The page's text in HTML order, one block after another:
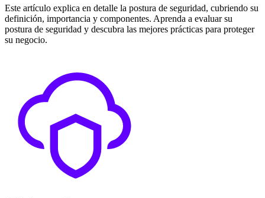
Este artículo explica en detalle la postura de seguridad, cubriendo su
definición, importancia y componentes. Aprenda a evaluar su
postura de seguridad y descubra las mejores prácticas para proteger
su negocio.